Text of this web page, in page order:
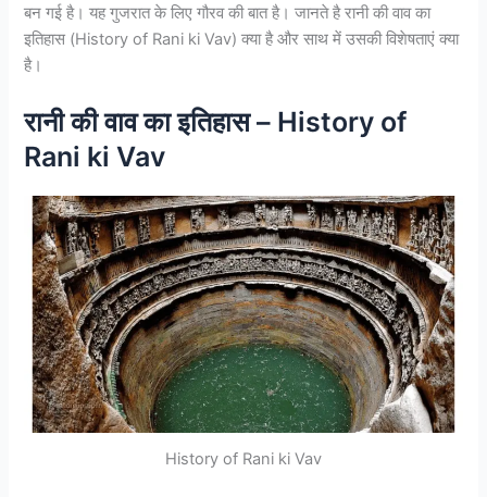
बन गई है। यह गुजरात के लिए गौरव की बात है। जानते है रानी की वाव का
इतिहास (History of Rani ki Vav) क्या है और साथ में उसकी विशेषताएं क्या
है।
रानी की वाव का इतिहास – History of
Rani ki Vav
History of Rani ki Vav